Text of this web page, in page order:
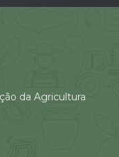
da Agricultura